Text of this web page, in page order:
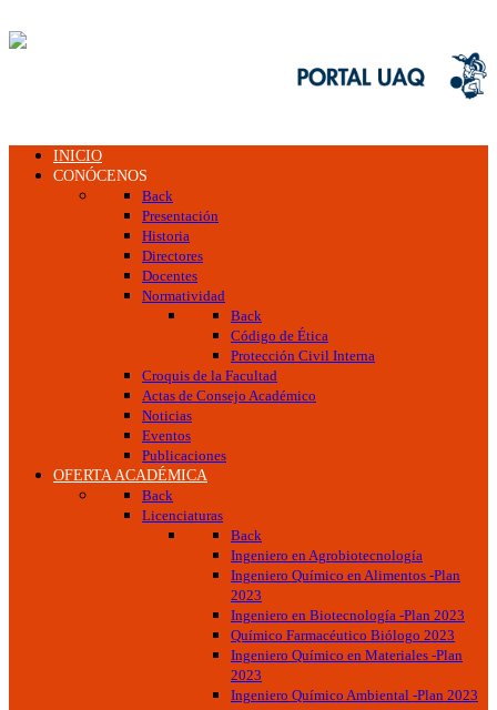
INICIO
CONÓCENOS
Back
Presentación
Historia
Directores
Docentes
Normatividad
Back
Código de Ética
Protección Civil Interna
Croquis de la Facultad
Actas de Consejo Académico
Noticias
Eventos
Publicaciones
OFERTA ACADÉMICA
Back
Licenciaturas
Back
Ingeniero en Agrobiotecnología
Ingeniero Químico en Alimentos -Plan
2023
Ingeniero en Biotecnología -Plan 2023
Químico Farmacéutico Biólogo 2023
Ingeniero Químico en Materiales -Plan
2023
Ingeniero Químico Ambiental -Plan 2023